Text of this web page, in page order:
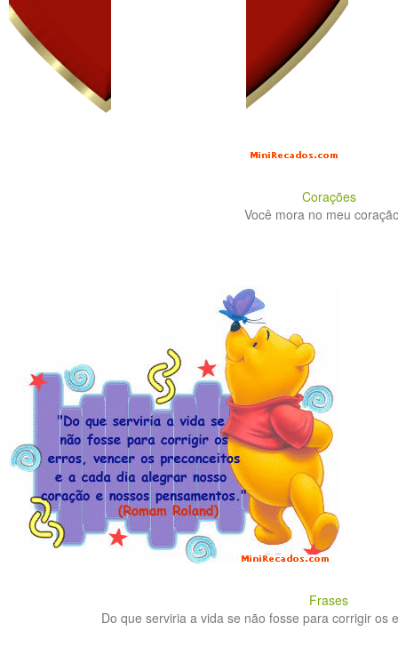
Corações
Você mora no meu
Frases
Do que serviria a vida se não fosse para corrigir os